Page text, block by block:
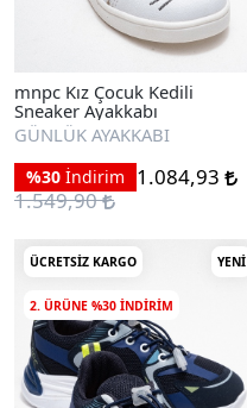
mnpc Kız Çocuk Kedili
Sneaker Ayakkabı
GÜNLÜK AYAKKABI
%30 İndirim
1.084,93
1.549,90
ÜCRETSIZ KARGO YENI
2. ÜRÜNE %30 INDIRIM